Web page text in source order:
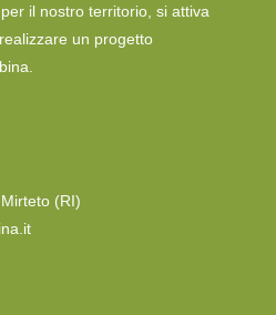
il nostro territorio, si attiva
un progetto
(RI)